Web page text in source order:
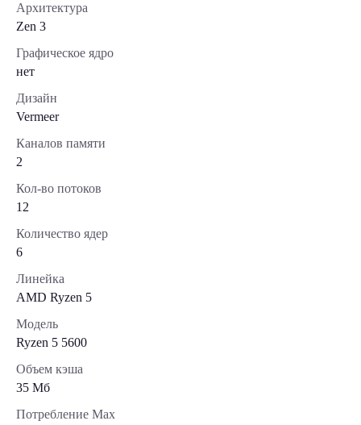
Архитектура
Zen 3
Графическое ядро
нет
Дизайн
Vermeer
Каналов памяти
2
Кол-во потоков
12
Количество ядер
6
Линейка
AMD Ryzen 5
Модель
Ryzen 5 5600
Объем кэша
35 Мб
Потребление Max